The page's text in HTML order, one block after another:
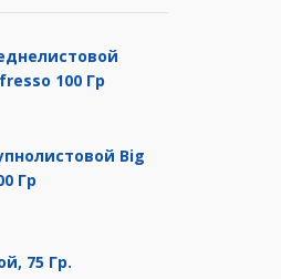
100 Гр
Big
Гр
75 Гр.